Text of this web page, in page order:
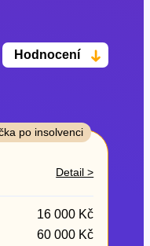
Hodnocení
po insolvenci
Detail >
16 000 Kč
60 000 Kč